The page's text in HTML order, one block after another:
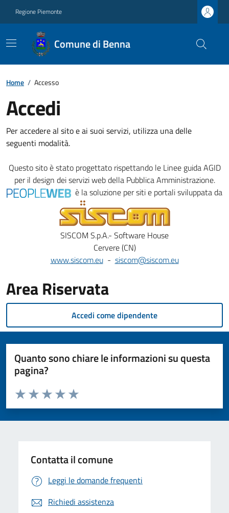
Regione Piemonte
Comune di Benna
Home / Accesso
Accedi
Per accedere al sito e ai suoi servizi, utilizza una delle
seguenti modalità.
Questo sito è stato progettato rispettando le Linee guida AGID
per il design dei servizi web della Pubblica Amministrazione.
è la soluzione per siti e portali sviluppata da
SISCOM S.p.A.- Software House
Cervere (CN)
www.siscom.eu- siscom@siscom.eu
Area Riservata
Accedi come dipendente
Quanto sono chiare le informazioni su questa
pagina?
Valuta da 1 a 5 stelle la pagina
Valuta 5 stelle su 5
Valuta 4 stelle su 5
Valuta 3 stelle su 5
Valuta 2 stelle su 5
Valuta 1 stelle su 5
Contatta il comune
Leggi le domande frequenti
Richiedi assistenza